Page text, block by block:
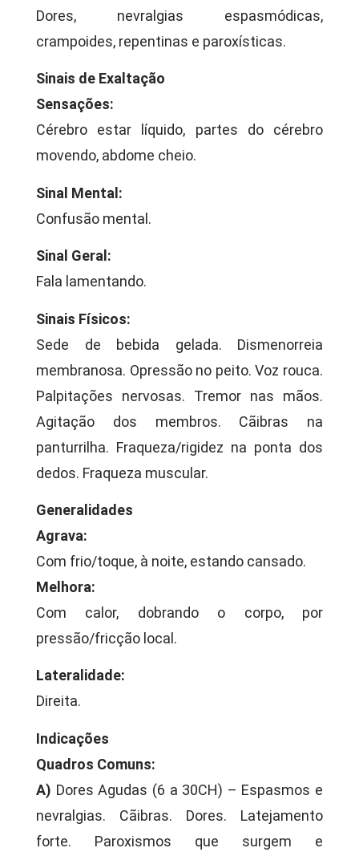
Dores, nevralgias espasmódicas,
crampoides, repentinas e paroxísticas.
Sinais de Exaltação
Sensações:
Cérebro estar líquido, partes do cérebro
movendo, abdome cheio.
Sinal Mental:
Confusão mental.
Sinal Geral:
Fala lamentando.
Sinais Físicos:
Sede de bebida gelada. Dismenorreia
membranosa. Opressão no peito. Voz rouca.
Palpitações nervosas. Tremor nas mãos.
Agitação dos membros. Cãibras na
panturrilha. Fraqueza/rigidez na ponta dos
dedos. Fraqueza muscular.
Generalidades
Agrava:
Com frio/toque, à noite, estando cansado.
Melhora:
Com calor, dobrando o corpo, por
pressão/fricção local.
Lateralidade:
Direita.
Indicações
Quadros Comuns:
A) Dores Agudas (6 a 30CH) – Espasmos e
nevralgias. Cãibras. Dores. Latejamento
forte. Paroxismos que surgem e